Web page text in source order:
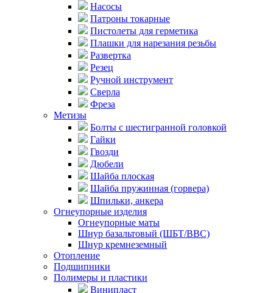
Насосы
Патроны токарные
Пистолеты для герметика
Плашки для нарезания резьбы
Развертка
Резец
Ручной инструмент
Сверла
Фреза
Метизы
Болты с шестигранной головкой
Гайки
Гвозди
Дюбели
Шайба плоская
Шайба пружинная (горвера)
Шпильки, анкера
Огнеупорные изделия
Огнеупорные маты
Шнур базальтовый (ШБТ/ВВС)
Шнур кремнеземный
Отопление
Подшипники
Полимеры и пластики
Винипласт